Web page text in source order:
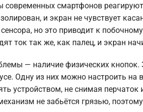
смартфонов
и экран не чувствует
сенсора, но это приводит к
ток так же, как палец, и экран
— наличие физических
Одну из них можно настроить
устройством, не снимая
не забьётся грязью,